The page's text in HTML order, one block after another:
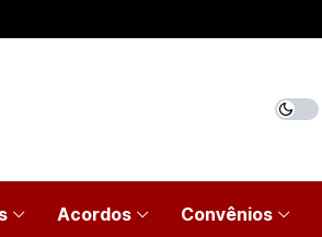
Acordos Convênios